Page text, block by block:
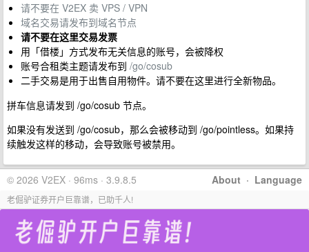
请不要在 V2EX 卖 VPS / VPN
域名交易请发布到域名节点
请不要在这里交易发票
用「借楼」方式发布无关信息的账号，会被降权
账号合租类主题请发布到 /go/cosub
二手交易是用于出售自用物件。请不要在这里进行全新物品。
拼车信息请发到 /go/cosub 节点。
如果没有发送到 /go/cosub，那么会被移动到 /go/pointless。如果持
续触发这样的移动，会导致账号被禁用。
About · Language
© 2026 V2EX · 96ms · 3.9.8.5
老倔驴证券开户巨靠谱，已助千人!